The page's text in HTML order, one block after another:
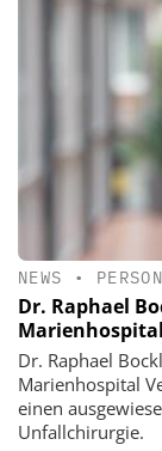
NEWS •
Dr. Raphael
Dr. Raphael
Marienhospital
einen
Unfallchirurgie.